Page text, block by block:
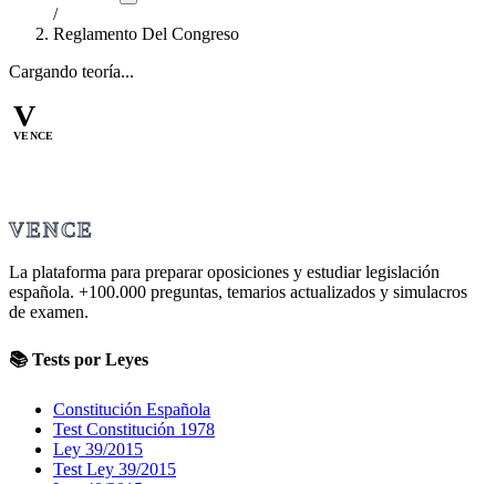
/
Reglamento Del Congreso
Cargando teoría...
V
VENCE
VENCE
La plataforma para preparar oposiciones y estudiar legislación
española. +100.000 preguntas, temarios actualizados y simulacros
de examen.
📚 Tests por Leyes
Constitución Española
Test Constitución 1978
Ley 39/2015
Test Ley 39/2015